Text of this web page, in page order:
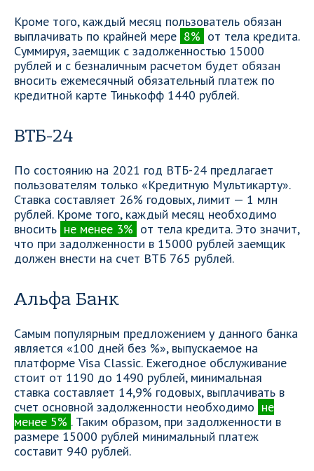
Кроме того, каждый месяц пользователь обязан
выплачивать по крайней мере 8% от тела кредита.
Суммируя, заемщик с задолженностью 15000
рублей и с безналичным расчетом будет обязан
вносить ежемесячный обязательный платеж по
кредитной карте Тинькофф 1440 рублей.
ВТБ-24
По состоянию на 2021 год ВТБ-24 предлагает
пользователям только «Кредитную Мультикарту».
Ставка составляет 26% годовых, лимит — 1 млн
рублей. Кроме того, каждый месяц необходимо
вносить не менее 3% от тела кредита. Это значит,
что при задолженности в 15000 рублей заемщик
должен внести на счет ВТБ 765 рублей.
Альфа Банк
Самым популярным предложением у данного банка
является «100 дней без %», выпускаемое на
платформе Visa Classic. Ежегодное обслуживание
стоит от 1190 до 1490 рублей, минимальная
ставка составляет 14,9% годовых, выплачивать в
счет основной задолженности необходимо не
менее 5% . Таким образом, при задолженности в
размере 15000 рублей минимальный платеж
составит 940 рублей.